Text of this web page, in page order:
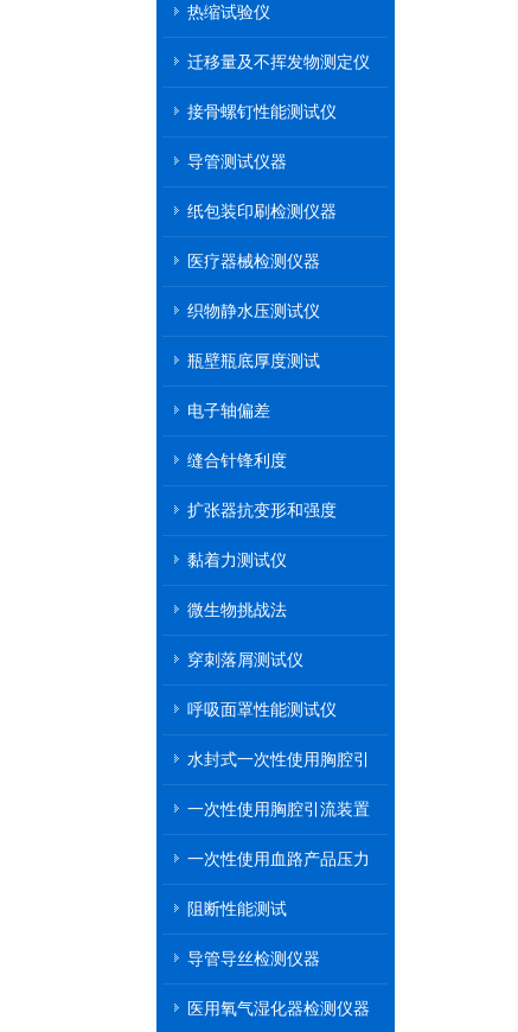
热缩试验仪
迁移量及不挥发物测定仪
接骨螺钉性能测试仪
导管测试仪器
纸包装印刷检测仪器
医疗器械检测仪器
织物静水压测试仪
瓶壁瓶底厚度测试
电子轴偏差
缝合针锋利度
扩张器抗变形和强度
黏着力测试仪
微生物挑战法
穿刺落屑测试仪
呼吸面罩性能测试仪
水封式一次性使用胸腔引
一次性使用胸腔引流装置
一次性使用血路产品压力
阻断性能测试
导管导丝检测仪器
医用氧气湿化器检测仪器